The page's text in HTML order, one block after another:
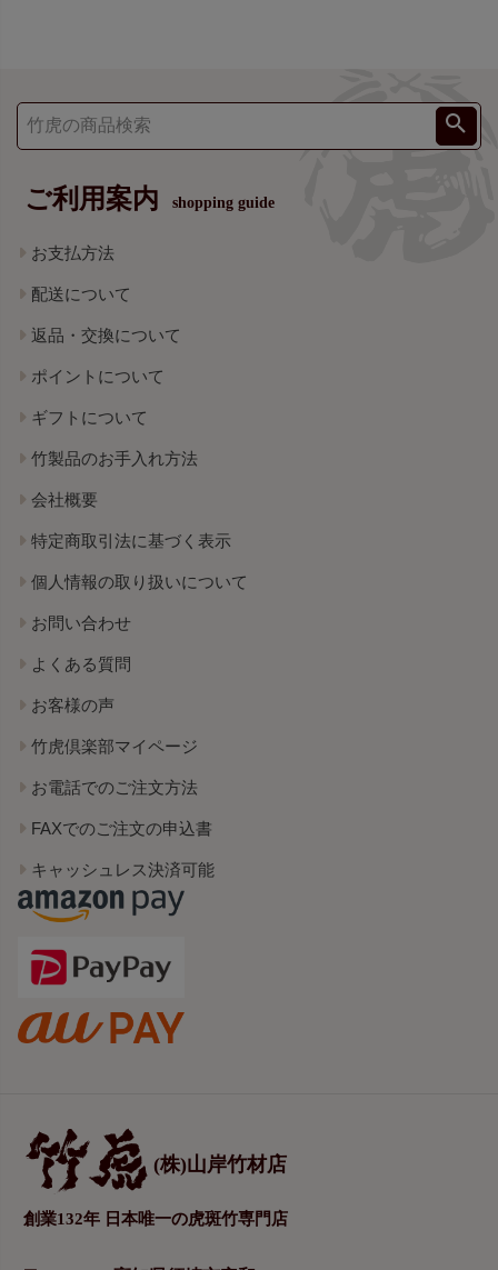
ご利用案内 shopping guide
お支払方法
配送について
返品・交換について
ポイントについて
ギフトについて
竹製品のお手入れ方法
会社概要
特定商取引法に基づく表示
個人情報の取り扱いについて
お問い合わせ
よくある質問
お客様の声
竹虎倶楽部マイページ
お電話でのご注文方法
FAXでのご注文の申込書
キャッシュレス決済可能
(株)山岸竹材店
創業132年 日本唯一の虎斑竹専門店